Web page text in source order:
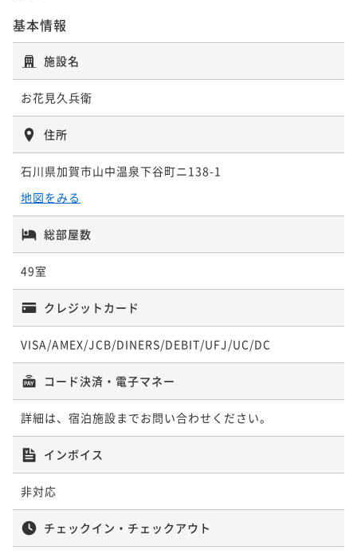
基本情報
施設名
お花見久兵衛
住所
石川県加賀市山中温泉下谷町ニ138-1
地図をみる
総部屋数
49室
クレジットカード
VISA/AMEX/JCB/DINERS/DEBIT/UFJ/UC/DC
コード決済・電子マネー
詳細は、宿泊施設までお問い合わせください。
インボイス
非対応
チェックイン・チェックアウト